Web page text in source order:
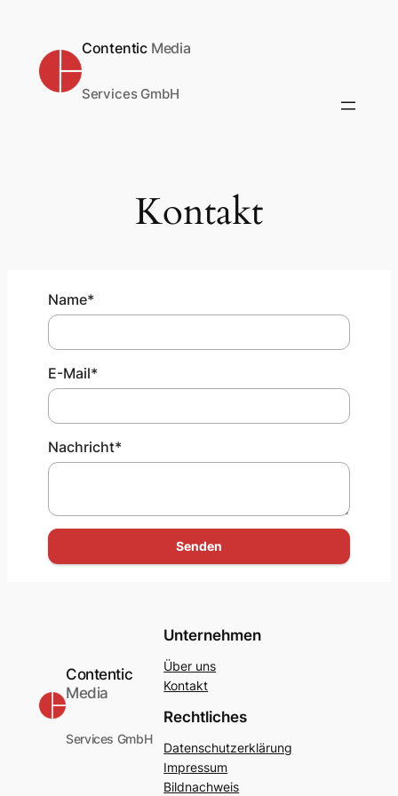
springen
Contentic Media
Services GmbH
Kontakt
Name*
E-Mail*
Nachricht*
Senden
Contentic
Media
Services GmbH
Unternehmen
Über uns
Kontakt
Rechtliches
Datenschutzerklärung
Impressum
Bildnachweis